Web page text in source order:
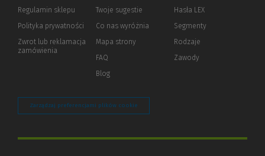
Regulamin sklepu
Polityka prywatności (Nowe
(Link
innej
Zwrot lub reklamacja
zamówienia
innej
strony)
Twoje sugestie
Co nas wyróżnia
Mapa strony
FAQ
Blog
Hasła LEX
Segmenty
Rodzaje
Zawody
Zarządzaj preferencjami plików cookie